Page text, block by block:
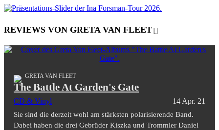
REVIEWS VON GRETA VAN FLEET
GRETA VAN FLEET
The Battle At Garden's Gate
CD & Vinyl 14 Apr. 21
Sie sind die derzeit wohl am stärksten polarisierende Band.
Dabei haben die drei Gebrüder Kiszka und Trommler Daniel